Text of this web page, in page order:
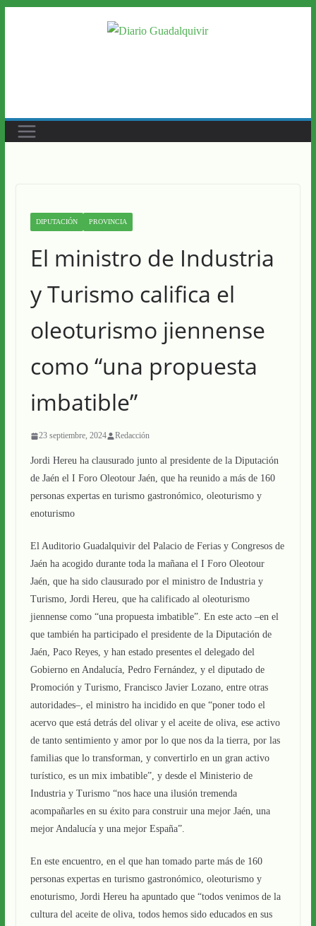
DIPUTACIÓN PROVINCIA
El ministro de Industria
y Turismo califica el
oleoturismo jiennense
como “una propuesta
imbatible”
23 septiembre, 2024 Redacción
Jordi Hereu ha clausurado junto al presidente de la Diputación
de Jaén el I Foro Oleotour Jaén, que ha reunido a más de 160
personas expertas en turismo gastronómico, oleoturismo y
enoturismo
El Auditorio Guadalquivir del Palacio de Ferias y Congresos de
Jaén ha acogido durante toda la mañana el I Foro Oleotour
Jaén, que ha sido clausurado por el ministro de Industria y
Turismo, Jordi Hereu, que ha calificado al oleoturismo
jiennense como “una propuesta imbatible”. En este acto –en el
que también ha participado el presidente de la Diputación de
Jaén, Paco Reyes, y han estado presentes el delegado del
Gobierno en Andalucía, Pedro Fernández, y el diputado de
Promoción y Turismo, Francisco Javier Lozano, entre otras
autoridades–, el ministro ha incidido en que “poner todo el
acervo que está detrás del olivar y el aceite de oliva, ese activo
de tanto sentimiento y amor por lo que nos da la tierra, por las
familias que lo transforman, y convertirlo en un gran activo
turístico, es un mix imbatible”, y desde el Ministerio de
Industria y Turismo “nos hace una ilusión tremenda
acompañarles en su éxito para construir una mejor Jaén, una
mejor Andalucía y una mejor España”.
En este encuentro, en el que han tomado parte más de 160
personas expertas en turismo gastronómico, oleoturismo y
enoturismo, Jordi Hereu ha apuntado que “todos venimos de la
cultura del aceite de oliva, todos hemos sido educados en sus